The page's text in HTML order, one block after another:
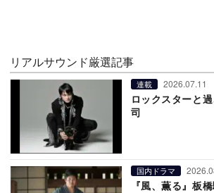
リアルサウンド厳選記事
連載 2026.07.11
ロックスターと
司
国内ドラマ
『風、薫る』板